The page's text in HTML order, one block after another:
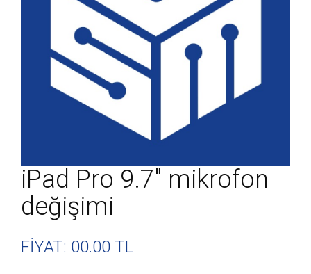
iPad Pro 9.7″ mikrofon
değişimi
FİYAT: 00.00 TL